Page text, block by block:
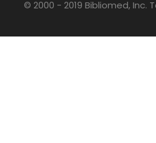
© 2000 - 2019 Bibliomed, Inc.